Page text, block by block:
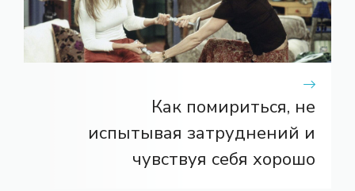
Как помириться, не
испытывая затруднений и
чувствуя себя хорошо